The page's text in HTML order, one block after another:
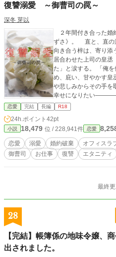
復讐溺愛 ～御曹司の罠～
深冬 芽以
２年間付き合った婚
ずさ》。 直と、直の
向き合う梓は、寄り
居合わせた上司の皇丞
た」と涙する。 「俺を使って復讐してやればいい」 梓を慰
め、庇い、甘やかす皇
や悲しみからその手を取ってしまう
幸せになりたい――――
恋愛 完結 長編 R18
24h.ポイント 42pt
小説 18,479 位 / 228,941件 恋愛
恋愛 溺愛 婚約破棄 オフィスラ
御曹司
お仕事 復讐 エタニティ
最終
28
【完結】帳簿係の地味令嬢、
出されました。